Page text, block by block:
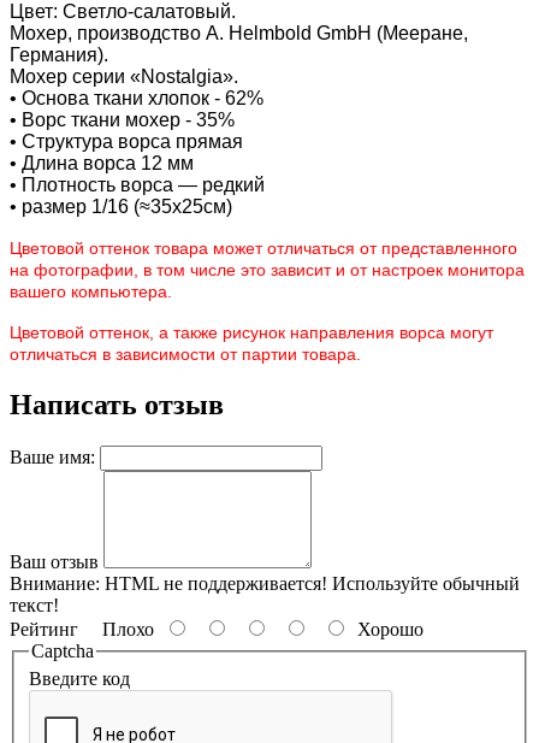
Цвет: Светло-салатовый.
Мохер, производство A. Helmbold GmbH (Мееране,
Германия).
Мохер серии «Nostalgia».
• Основа ткани хлопок - 62%
• Ворс ткани мохер - 35%
• Структура ворса прямая
• Длина ворса 12 мм
• Плотность ворса — редкий
• размер 1/16 (≈35х25см)
Цветовой оттенок товара может отличаться от представленного
на фотографии, в том числе это зависит и от настроек монитора
вашего компьютера.
Цветовой оттенок, а также рисунок направления ворса могут
отличаться в зависимости от партии товара.
Написать отзыв
Ваше имя:
Ваш отзыв
Внимание: HTML не поддерживается! Используйте обычный
текст!
Рейтинг Плохо
Хорошо
Captcha
Введите код